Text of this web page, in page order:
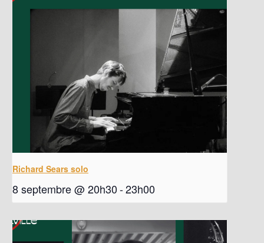
Richard Sears solo
8 septembre @ 20h30-23h00